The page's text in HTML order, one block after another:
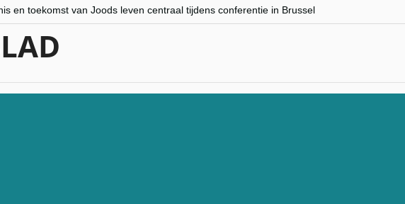
en toekomst van Joods leven centraal tijdens conferentie in Brussel
hoe moeilijk seculiere Westen minderheden begrijpt”, Jinnih Beels (Vooruit)
– Boekarest: de verrassing van Oost-Europa
in België op de beklaagdenbank”
website en samenwerking met Mishpacha voor kosher travel en simchas wereldwijd